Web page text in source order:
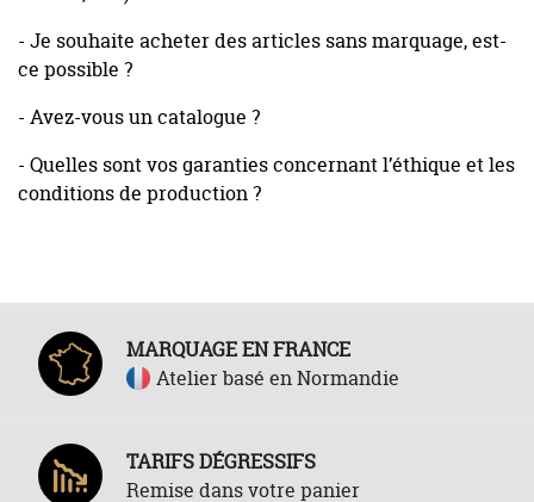
- Je souhaite acheter des articles sans marquage, est-
ce possible ?
- Avez-vous un catalogue ?
- Quelles sont vos garanties concernant l’éthique et les
conditions de production ?
MARQUAGE EN FRANCE
Atelier basé en Normandie
TARIFS DÉGRESSIFS
Remise dans votre panier